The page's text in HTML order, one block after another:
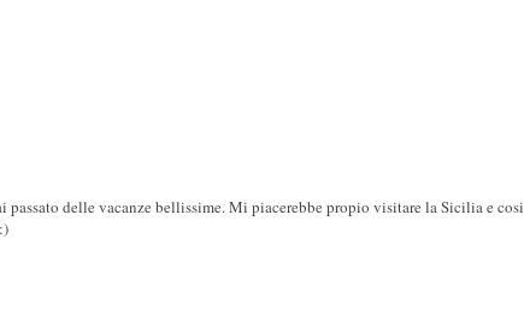
passato delle vacanze bellissime. Mi piacerebbe propio visitare la Sicilia e cosi